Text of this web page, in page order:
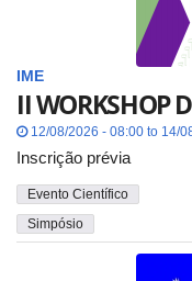
IME
II WORKSHOP
12/08/2026 - 08:00 to 14/
Inscrição prévia
Evento Científico
Simpósio